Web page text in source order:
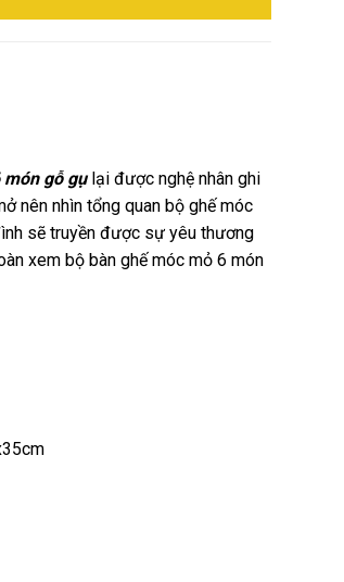
gỗ gụlại được nghệ nhân ghi
nên nhìn tổng quan bộ ghế móc
sẽ truyền được sự yêu thương
xem bộ bàn ghế móc mỏ 6 món